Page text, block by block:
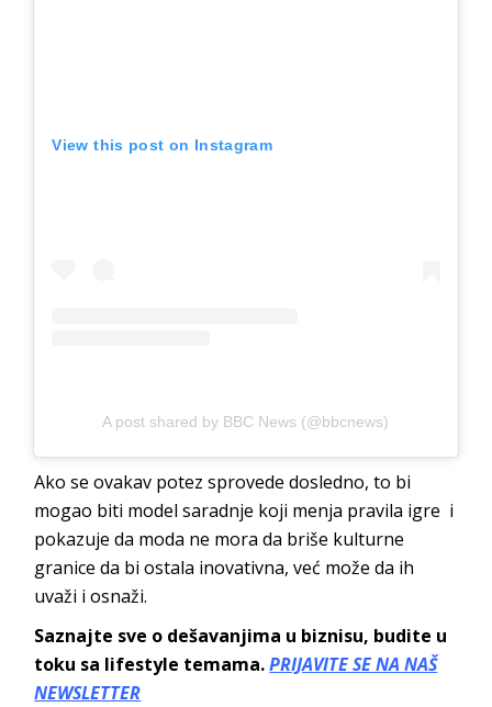
View this post on Instagram
A post shared by BBC News (@bbcnews)
Ako se ovakav potez sprovede dosledno, to bi
mogao biti model saradnje koji menja pravila igre i
pokazuje da moda ne mora da briše kulturne
granice da bi ostala inovativna, već može da ih
uvaži i osnaži.
Saznajte sve o dešavanjima u biznisu, budite u
toku sa lifestyle temama.PRIJAVITE SE NA NAŠ
NEWSLETTER